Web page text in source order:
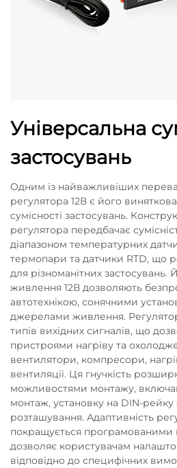
Універсальна
застосувань
Одним із найважливіших
регулятора 12В є його
сумісності застосувань.
регулятора передбачає
діапазоном температурних
термопари та датчики RTD, що
для різноманітних
живлення 12В дозволяють
автотехнікою, сонячними
джерелами живлення.
типів вихідних сигналів, що
пристроями нагріву та
вентилятори, компресори,
вентиляції. Ця гнучкість
можливостями монтажу,
монтаж, установку на DIN-
розташування. Адаптивність
покращується
дозволяє користувачам
відповідно до специфічних